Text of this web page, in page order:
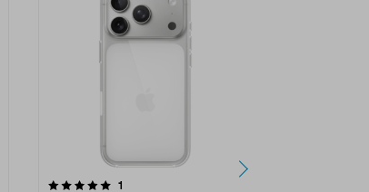
1
2.5 av 5 stjärnor